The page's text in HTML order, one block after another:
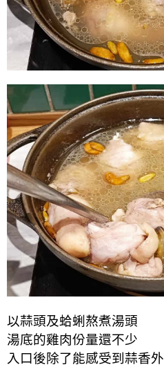
以蒜頭及蛤蜊熬煮湯頭
湯底的雞肉份量還不少
入口後除了能感受到蒜香外